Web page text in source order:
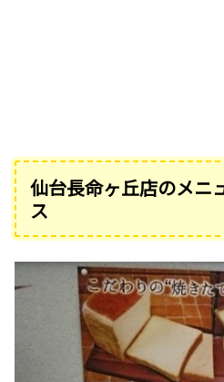
仙台長命ヶ丘店のメニ
ス